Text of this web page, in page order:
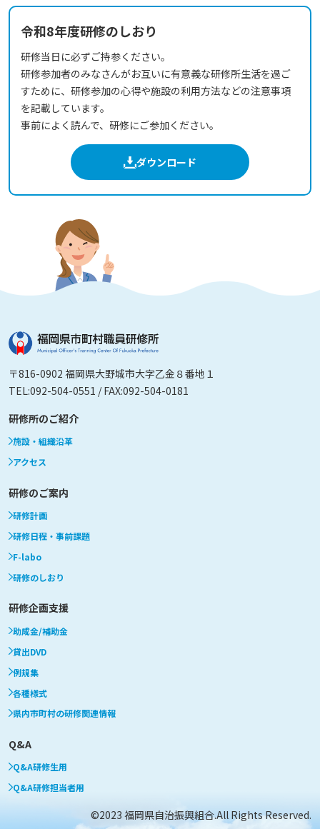
令和8年度研修のしおり
研修当日に必ずご持参ください。
研修参加者のみなさんがお互いに有意義な研修所生活を過ご
すために、研修参加の心得や施設の利用方法などの注意事項
を記載しています。
事前によく読んで、研修にご参加ください。
ダウンロード
〒816-0902 福岡県大野城市大字乙金８番地１
TEL:092-504-0551 / FAX:092-504-0181
研修所のご紹介
施設・組織沿革
アクセス
研修のご案内
研修計画
研修日程・事前課題
F-labo
研修のしおり
研修企画支援
助成金/補助金
貸出DVD
例規集
各種様式
県内市町村の研修関連情報
Q&A
Q&A研修生用
Q&A研修担当者用
©2023 福岡県自治振興組合.All Rights Reserved.